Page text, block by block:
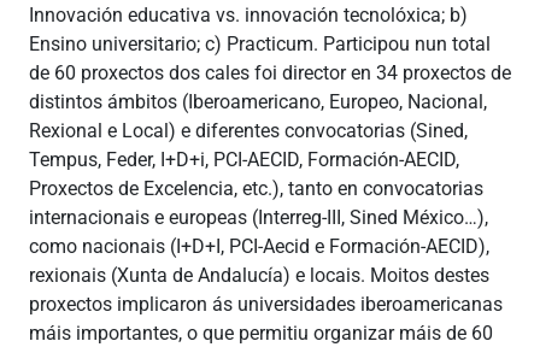
Innovación educativa vs. innovación tecnolóxica; b)
Ensino universitario; c) Practicum. Participou nun total
de 60 proxectos dos cales foi director en 34 proxectos de
distintos ámbitos (Iberoamericano, Europeo, Nacional,
Rexional e Local) e diferentes convocatorias (Sined,
Tempus, Feder, I+D+i, PCI-AECID, Formación-AECID,
Proxectos de Excelencia, etc.), tanto en convocatorias
internacionais e europeas (Interreg-III, Sined México…),
como nacionais (I+D+I, PCI-Aecid e Formación-AECID),
rexionais (Xunta de Andalucía) e locais. Moitos destes
proxectos implicaron ás universidades iberoamericanas
máis importantes, o que permitiu organizar máis de 60